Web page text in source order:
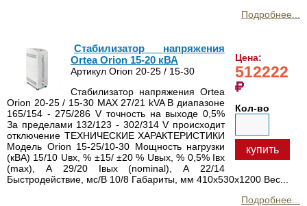
Подробнее...
Цена:
512222
Кол-во
купить
Стабилизатор напряжения
Ortea Orion 15-20 кВА
Артикул Orion 20-25 / 15-30
Стабилизатор напряжения Ortea
Orion 20-25 / 15-30 MAX 27/21 kVA В диапазоне
165/154 - 275/286 V точность на выходе 0,5%
За пределами 132/123 - 302/314 V происходит
отключение ТЕХНИЧЕСКИЕ ХАРАКТЕРИСТИКИ
Модель Orion 15-25/10-30 Мощность нагрузки
(кВА) 15/10 Uвх, % ±15/ ±20 % Uвых, % 0,5% Iвх
(max), А 29/20 Iвых (nominal), А 22/14
Быстродействие, мс/В 10/8 Габариты, мм 410x530x1200 Вес...
Подробнее...